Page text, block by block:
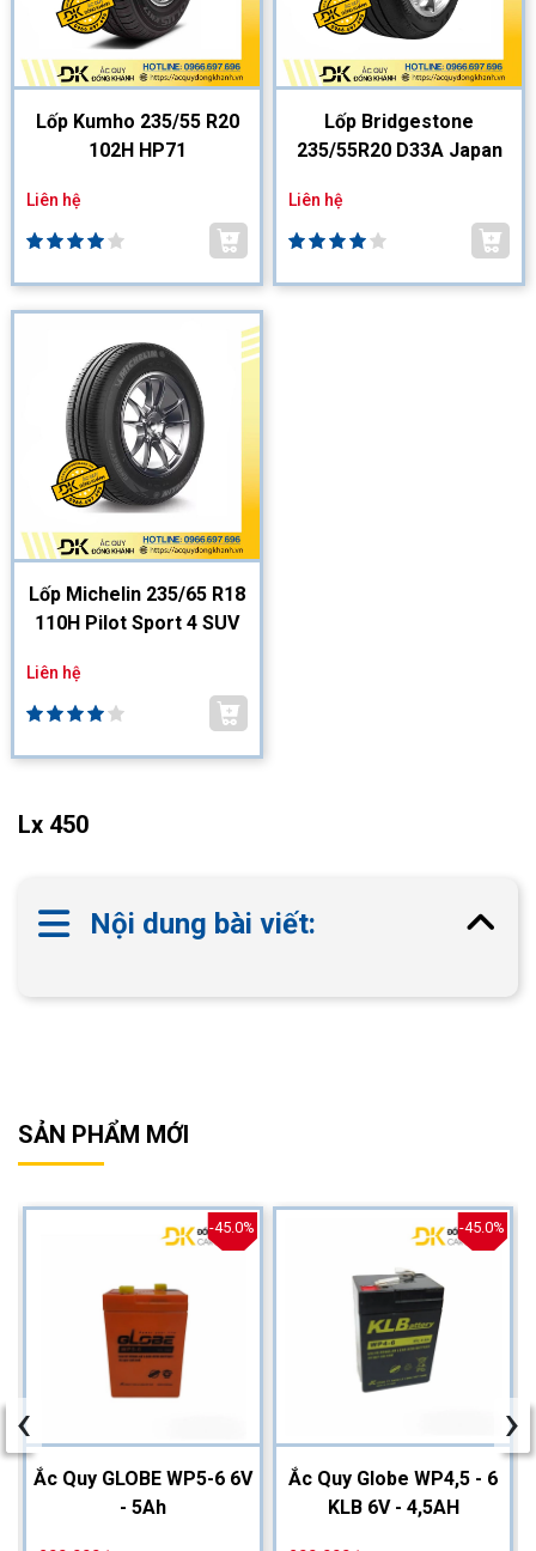
Lốp Kumho 235/55 R20
102H HP71
Liên hệ
Lốp Bridgestone
235/55R20 D33A Japan
Liên hệ
Lốp Michelin 235/65 R18
110H Pilot Sport 4 SUV
Liên hệ
Lx 450
Nội dung bài viết:
SẢN PHẨM MỚI
-45.0%
Ắc Quy GLOBE WP5-6 6V
- 5Ah
-45.0%
Ắc Quy Globe WP4,5 - 6
KLB 6V - 4,5AH
‹ ›